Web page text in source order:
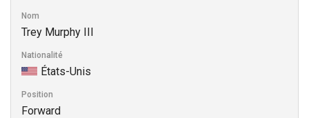
Nom
Trey Murphy III
Nationalité
États-Unis
Position
Forward